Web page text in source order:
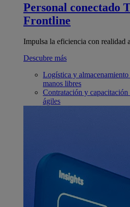
Personal conectado
Frontline
Impulsa la eficiencia con realidad
Descubre más
Logística y almacenamiento
manos libres
Contratación y capacitación
ágiles